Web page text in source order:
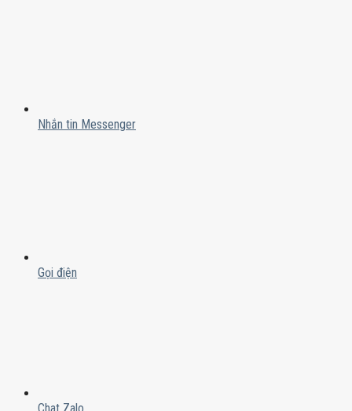
Nhắn tin Messenger
Gọi điện